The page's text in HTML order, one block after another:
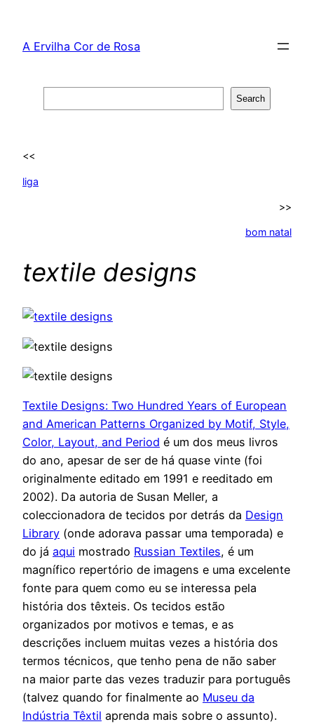
content
A Ervilha Cor de Rosa
Search
<<
liga
>>
bom natal
textile designs
Textile Designs: Two Hundred Years of European
and American Patterns Organized by Motif, Style,
Color, Layout, and Period é um dos meus livros
do ano, apesar de ser de há quase vinte (foi
originalmente editado em 1991 e reeditado em
2002). Da autoria de Susan Meller, a
coleccionadora de tecidos por detrás da Design
Library (onde adorava passar uma temporada) e
do já aqui mostrado Russian Textiles, é um
magnífico repertório de imagens e uma excelente
fonte para quem como eu se interessa pela
história dos têxteis. Os tecidos estão
organizados por motivos e temas, e as
descrições incluem muitas vezes a história dos
termos técnicos, que tenho pena de não saber
na maior parte das vezes traduzir para português
(talvez quando for finalmente ao Museu da
Indústria Têxtil aprenda mais sobre o assunto).